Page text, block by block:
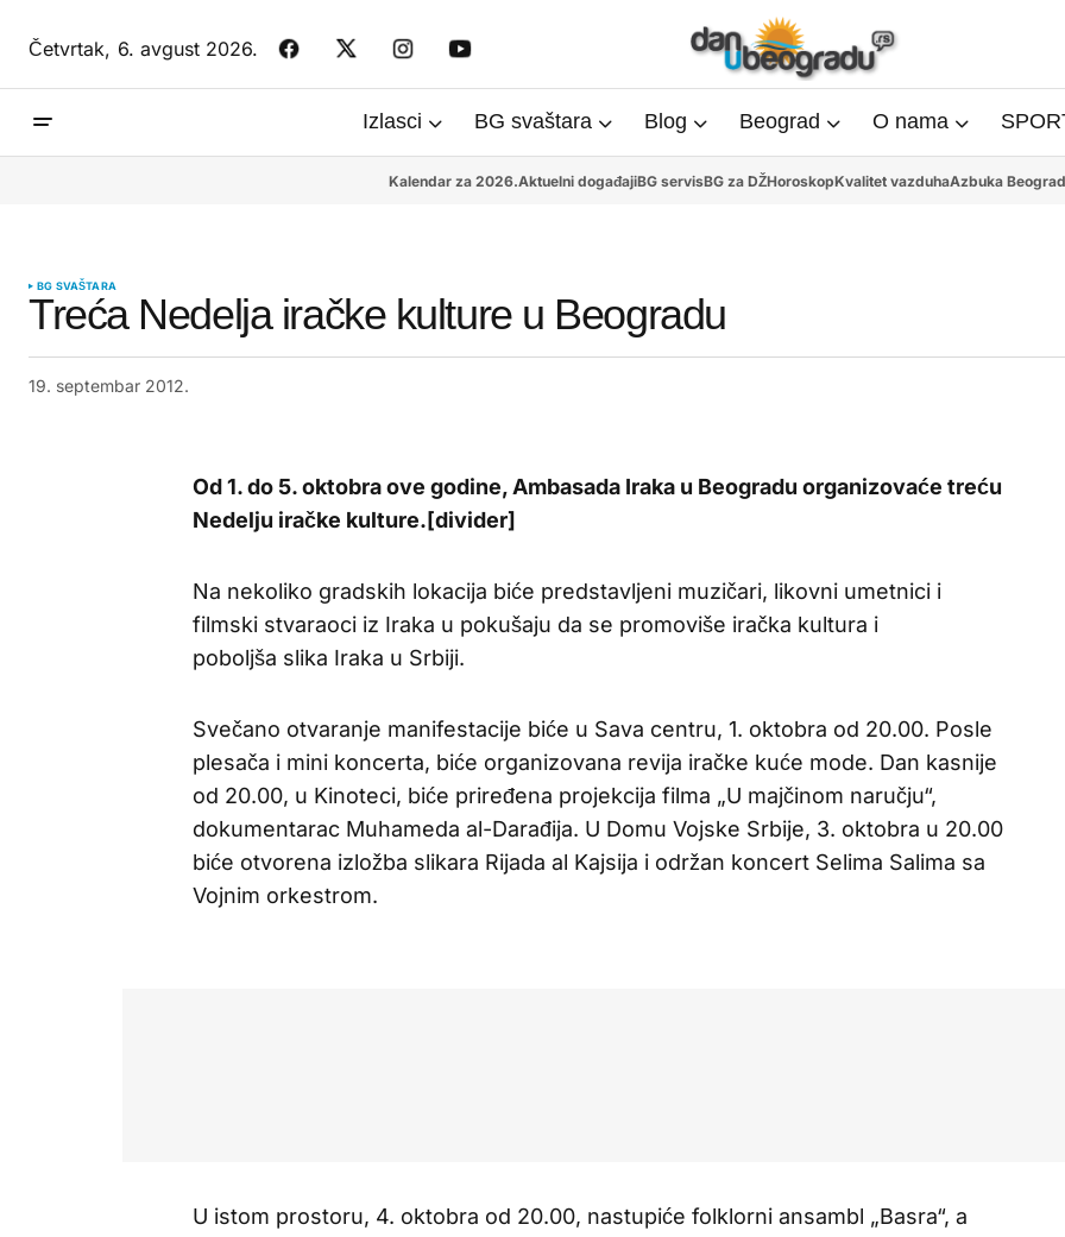
Četvrtak,6. avgust 2026.
Izlasci BG svaštara Blog Beograd O nama
Kalendar za 2026.Aktuelni događajiBG servisBG za DŽHoroskopKvalitet vazduhaAzbuka
BG SVAŠTARA
Treća Nedelja iračke kulture u Beogradu
19. septembar 2012.
Od 1. do 5. oktobra ove godine, Ambasada Iraka u Beogradu organizovaće treću
Nedelju iračke kulture.[divider]
Na nekoliko gradskih lokacija biće predstavljeni muzičari, likovni umetnici i
filmski stvaraoci iz Iraka u pokušaju da se promoviše iračka kultura i
poboljša slika Iraka u Srbiji.
Svečano otvaranje manifestacije biće u Sava centru, 1. oktobra od 20.00. Posle
plesača i mini koncerta, biće organizovana revija iračke kuće mode. Dan kasnije
od 20.00, u Kinoteci, biće priređena projekcija filma „U majčinom naručju“,
dokumentarac Muhameda al-Darađija. U Domu Vojske Srbije, 3. oktobra u 20.00
biće otvorena izložba slikara Rijada al Kajsija i održan koncert Selima Salima sa
Vojnim orkestrom.
U istom prostoru, 4. oktobra od 20.00, nastupiće folklorni ansambl „Basra“, a